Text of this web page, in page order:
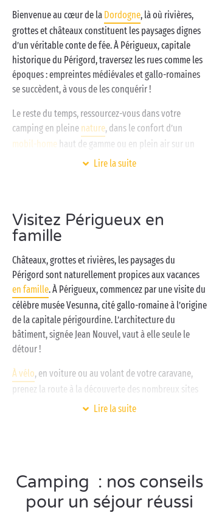
Bienvenue au cœur de la Dordogne, là où rivières,
grottes et châteaux constituent les paysages dignes
d’un véritable conte de fée. À Périgueux, capitale
historique du Périgord, traversez les rues comme les
époques : empreintes médiévales et gallo-romaines
se succèdent, à vous de les conquérir !
Le reste du temps, ressourcez-vous dans votre
camping en pleine nature, dans le confort d’un
mobil-home haut de gamme ou en plein air sur un
emplacement de camping
petits campeurs tout l’été. Entre détente,
activités sportives
en camping Sandaya !
Lire la suite
Visitez Périgueux en
famille
Châteaux, grottes et rivières, les paysages du
Périgord sont naturellement propices aux vacances
en famille. À Périgueux, commencez par une visite du
célèbre musée Vesunna, cité gallo-romaine à l’origine
de la capitale périgourdine. L’architecture du
bâtiment, signée Jean Nouvel, vaut à elle seule le
détour !
À vélo, en voiture ou au volant de votre caravane,
prenez la route à la découverte des nombreux sites
d’intérêt entourant votre camping en Dordogne :
Visitez Périgueux en
Lire la suite
Camping : nos conseils
pour un séjour réussi